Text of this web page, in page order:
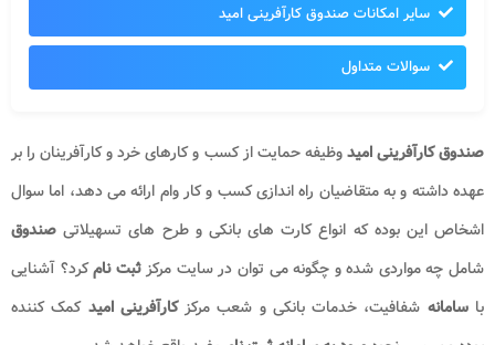
سایر امکانات صندوق کارآفرینی امید
سوالات متداول
صندوق کارآفرینی امیدوظیفه حمایت از کسب و کارهای خرد و کارآفرینان را بر
عهده داشته و به متقاضیان راه اندازی کسب و کار وام ارائه می دهد، اما سوال
اشخاص این بوده که انواع کارت های بانکی و طرح های تسهیلاتی صندوق
شامل چه مواردی شده و چگونه می توان در سایت مرکزثبت نامکرد؟ آشنایی
باسامانه شفافیت، خدمات بانکی و شعب مرکزکارآفرینی امیدکمک کننده